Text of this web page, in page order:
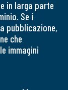
in larga parte
Se i
pubblicazione,
che
immagini